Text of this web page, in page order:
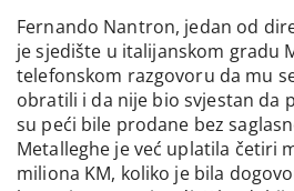
Fernando Nantron, jedan od
je sjedište u italijanskom gradu
telefonskom razgovoru da mu
obratili i da nije bio svjestan da
su peći bile prodane bez
Metalleghe je već uplatila četiri
miliona KM, koliko je bila